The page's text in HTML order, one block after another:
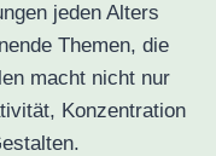
jeden Alters
Themen, die
macht nicht nur
Konzentration